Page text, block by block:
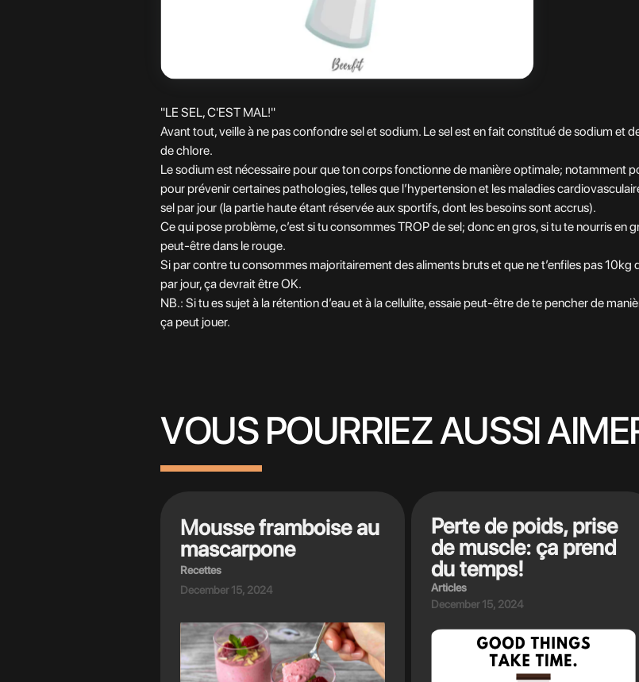
"LE SEL, C'EST MAL!"
Avant tout, veille à ne pas confondre sel et sodium. Le sel est en fait constitué de sodium
de chlore.
Le sodium est nécessaire pour que ton corps fonctionne de manière optimale; notamment
pour prévenir certaines pathologies, telles que l’hypertension et les maladies
sel par jour (la partie haute étant réservée aux sportifs, dont les besoins sont accrus).
Ce qui pose problème, c’est si tu consommes TROP de sel; donc en gros, si tu te nourris en
peut-être dans le rouge.
Si par contre tu consommes majoritairement des aliments bruts et que ne t’enfiles pas
par jour, ça devrait être OK.
NB.: Si tu es sujet à la rétention d’eau et à la cellulite, essaie peut-être de te pencher de
ça peut jouer.
VOUS POURRIEZ AUSSI
Mousse framboise au
mascarpone
Recettes
December 15, 2024
Perte de poids, prise
de muscle: ça prend
du temps!
Articles
December 15, 2024